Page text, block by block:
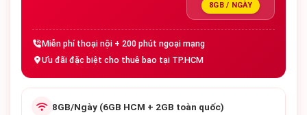
8GB / NGÀY
Miễn phí thoại nội + 200 phút ngoại mạng
Ưu đãi đặc biệt cho thuê bao tại TP.HCM
8GB/Ngày (6GB HCM + 2GB toàn quốc)